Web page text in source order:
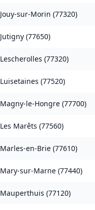
Jouy-sur-Morin (77320)
Jutigny (77650)
Lescherolles (77320)
Luisetaines (77520)
Magny-le-Hongre (77700)
Les Marêts (77560)
Marles-en-Brie (77610)
Mary-sur-Marne (77440)
Mauperthuis (77120)